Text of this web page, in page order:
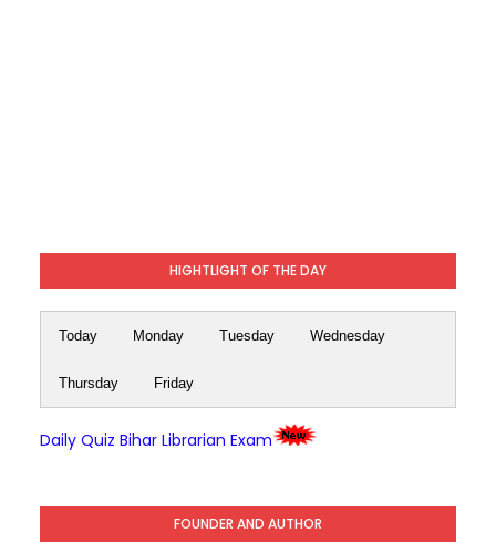
HIGHTLIGHT OF THE DAY
Today Monday Tuesday Wednesday
Thursday Friday
Daily Quiz Bihar Librarian Exam
FOUNDER AND AUTHOR